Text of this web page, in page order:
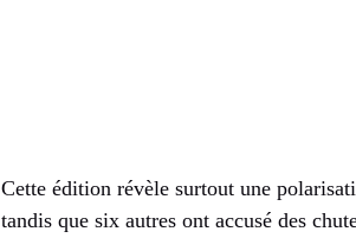
Cette édition révèle surtout une
tandis que six autres ont accusé des